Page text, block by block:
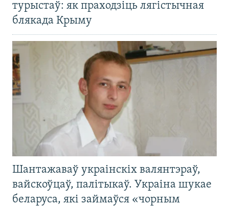
турыстаў: як праходзіць лягістычная
блякада Крыму
Шантажаваў украінскіх валянтэраў,
вайскоўцаў, палітыкаў. Украіна шукае
беларуса, які займаўся «чорным